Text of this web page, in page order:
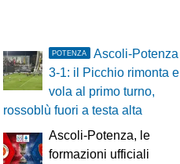
POTENZA
Ascoli-Potenza
3-1: il Picchio rimonta e
vola al primo turno,
rossoblù fuori a testa alta
Ascoli-Potenza, le
formazioni ufficiali